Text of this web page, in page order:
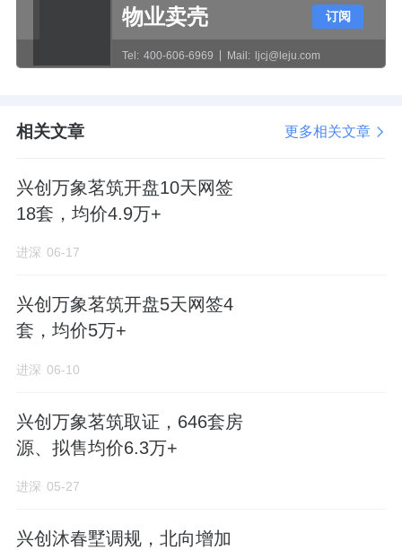
物业卖壳
Tel: 400-606-6969 Mail: ljcj@leju.com
订阅
相关文章 更多相关文章
兴创万象茗筑开盘10天网签
18套，均价4.9万+
进深 06-17
兴创万象茗筑开盘5天网签4
套，均价5万+
进深 06-10
兴创万象茗筑取证，646套房
源、拟售均价6.3万+
进深 05-27
兴创沐春墅调规，北向增加